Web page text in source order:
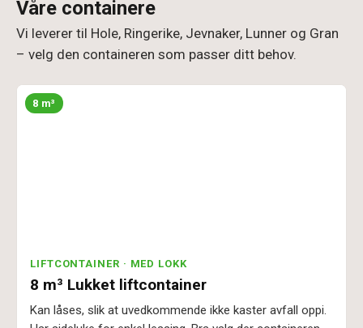
Våre containere
Vi leverer til Hole, Ringerike, Jevnaker, Lunner og Gran
– velg den containeren som passer ditt behov.
8 m³
LIFTCONTAINER · MED LOKK
8 m³ Lukket liftcontainer
Kan låses, slik at uvedkommende ikke kaster avfall oppi.